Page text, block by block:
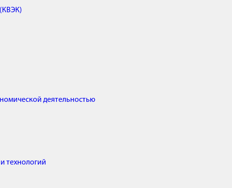
деятельностью
технологий